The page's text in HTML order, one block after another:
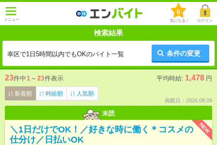
メニュー
0
気になる！ ログイン
検索結果
幸区で1日5時間以内でもOKのバイト一覧 条件の変更
23件中1 ～ 23件表示 平均時給: 1,478 円
新着順 時給順 人気順
掲載日：2026.08.09
未読
NEW
＼1日だけでOK！／好きな時に働く＊コスメの
仕分け／日払いOK